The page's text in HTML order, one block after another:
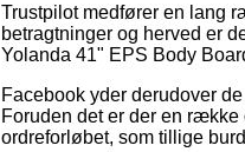
Trustpilot medfører en lang
betragtninger og herved er
Yolanda 41" EPS Body
Facebook yder derudover
Foruden det er der en
ordreforløbet, som tillige